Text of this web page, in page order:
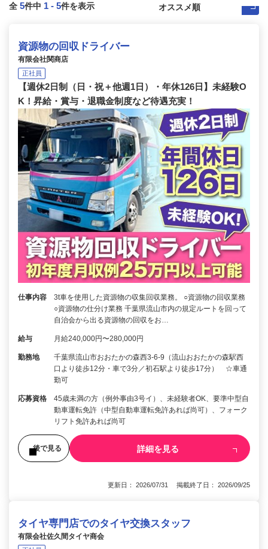
全 5件中 1 - 5件を表示
資源物の回収ドライバー
有限会社関商店
正社員
【週休2日制（日・祝＋他週1日）・年休126日】未経験O
K！昇給・賞与・退職金制度など待遇充実！
仕事内容
3t車を使用した資源物の収集回収業務。 ○資源物の回収業務
○資源物の仕分け業務 千葉県流山市内の規定ルートを回って
自治会から出る資源物の回収をお…
給与 月給240,000円〜280,000円
勤務地
千葉県流山市おおたかの森西3-6-9（流山おおたかの森駅西
口より徒歩12分・車で3分／初石駅より徒歩17分） ☆車通
勤可
応募資格
45歳未満の方（例外事由3号イ）、未経験者OK、要準中型自
動車運転免許（中型自動車運転免許あれば尚可）、フォーク
リフト免許あれば尚可
後で見る 詳細を見る
更新日： 2026/07/31 掲載終了日： 2026/09/25
タイヤ専門店でのタイヤ交換スタッフ
有限会社佐久間タイヤ商会